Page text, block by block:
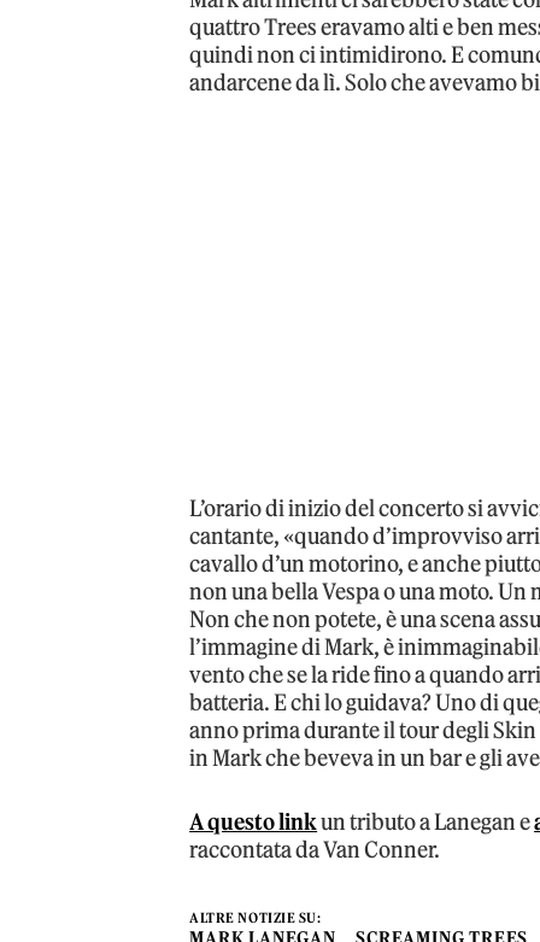
quattro Trees eravamo alti e ben
quindi non ci intimidirono. E
andarcene da lì. Solo che avevamo
L’orario di inizio del concerto si
cantante, «quando d’improvviso
cavallo d’un motorino, e anche
non una bella Vespa o una moto.
Non che non potete, è una scena
l’immagine di Mark, è
vento che se la ride fino a quando
batteria. E chi lo guidava? Uno di
anno prima durante il tour degli
in Mark che beveva in un bar e gli
A questo linkun tributo a Lanegan e
raccontata da Van Conner.
ALTRE NOTIZIE SU:
MARK LANEGAN SCREAMING TREES